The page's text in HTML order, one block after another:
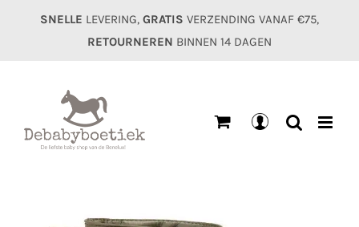
SNELLE LEVERING, GRATIS VERZENDING VANAF €75,
RETOURNEREN BINNEN 14 DAGEN